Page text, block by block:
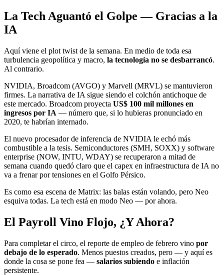
La Tech Aguantó el Golpe — Gracias a la
IA
Aquí viene el plot twist de la semana. En medio de toda esa
turbulencia geopolítica y macro, la tecnología no se desbarrancó.
Al contrario.
NVIDIA, Broadcom (AVGO) y Marvell (MRVL) se mantuvieron
firmes. La narrativa de IA sigue siendo el colchón antichoque de
este mercado. Broadcom proyecta US$ 100 mil millones en
ingresos por IA — número que, si lo hubieras pronunciado en
2020, te habrían internado.
El nuevo procesador de inferencia de NVIDIA le echó más
combustible a la tesis. Semiconductores (SMH, SOXX) y software
enterprise (NOW, INTU, WDAY) se recuperaron a mitad de
semana cuando quedó claro que el capex en infraestructura de IA no
va a frenar por tensiones en el Golfo Pérsico.
Es como esa escena de Matrix: las balas están volando, pero Neo
esquiva todas. La tech está en modo Neo — por ahora.
El Payroll Vino Flojo, ¿Y Ahora?
Para completar el circo, el reporte de empleo de febrero vino por
debajo de lo esperado. Menos puestos creados, pero — y aquí es
donde la cosa se pone fea — salarios subiendo e inflación
persistente.